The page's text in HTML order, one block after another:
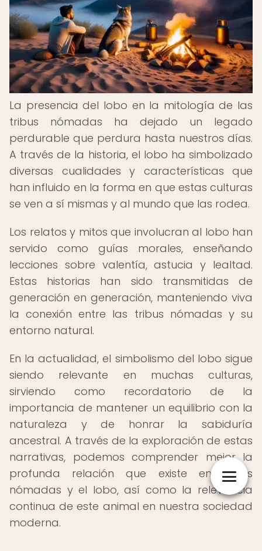
La presencia del lobo en la mitología de las
tribus nómadas ha dejado un legado
perdurable que perdura hasta nuestros días.
A través de la historia, el lobo ha simbolizado
diversas cualidades y características que
han influido en la forma en que estas culturas
se ven a sí mismas y al mundo que las rodea.
Los relatos y mitos que involucran al lobo han
servido como guías morales, enseñando
lecciones sobre valentía, astucia y lealtad.
Estas historias han sido transmitidas de
generación en generación, manteniendo viva
la conexión entre las tribus nómadas y su
entorno natural.
En la actualidad, el simbolismo del lobo sigue
siendo relevante en muchas culturas,
sirviendo como recordatorio de la
importancia de mantener un equilibrio con la
naturaleza y de honrar la sabiduría
ancestral. A través de la exploración de estas
narrativas, podemos comprender mejor la
profunda relación que existe entre los
nómadas y el lobo, así como la relevancia
continua de este animal en nuestra sociedad
moderna.